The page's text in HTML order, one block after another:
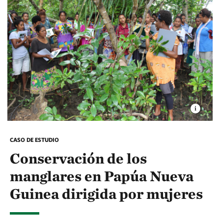
CASO DE ESTUDIO
Conservación de los
manglares en Papúa Nueva
Guinea dirigida por mujeres